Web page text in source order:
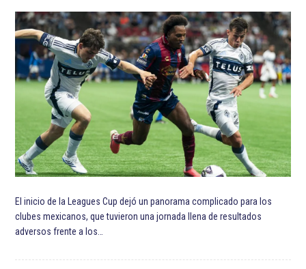
El inicio de la Leagues Cup dejó un panorama complicado para los
clubes mexicanos, que tuvieron una jornada llena de resultados
adversos frente a los…